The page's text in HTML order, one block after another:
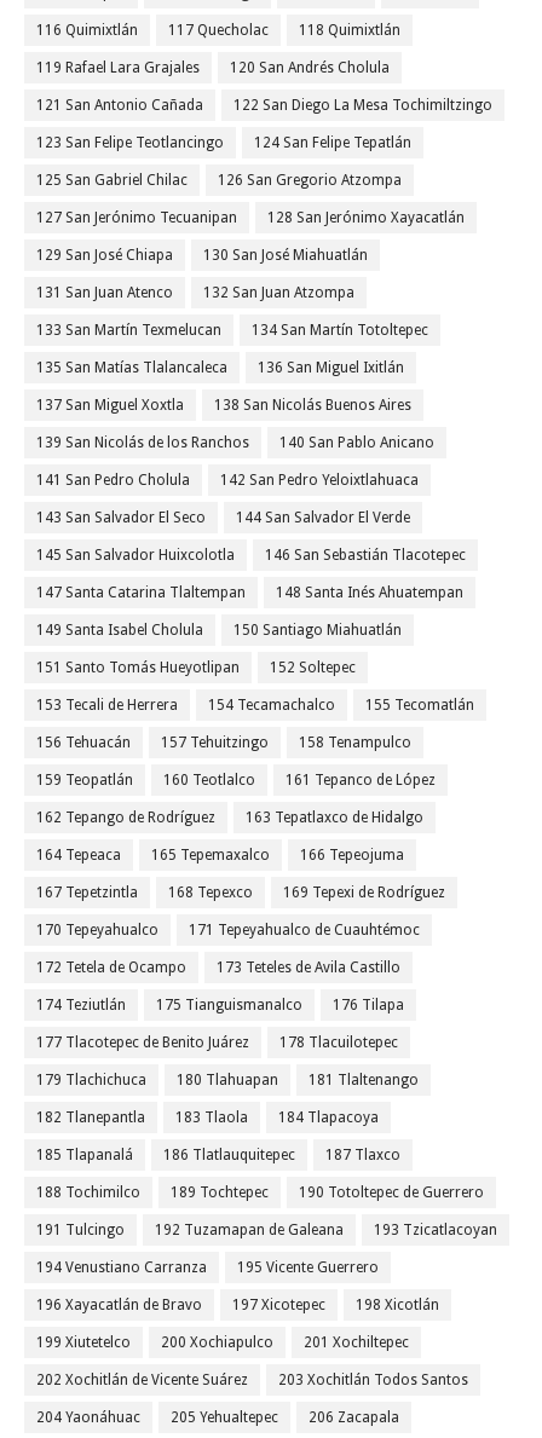
116 Quimixtlán 117 Quecholac 118 Quimixtlán
119 Rafael Lara Grajales 120 San Andrés Cholula
121 San Antonio Cañada 122 San Diego La Mesa Tochimiltzingo
123 San Felipe Teotlancingo 124 San Felipe Tepatlán
125 San Gabriel Chilac 126 San Gregorio Atzompa
127 San Jerónimo Tecuanipan 128 San Jerónimo Xayacatlán
129 San José Chiapa 130 San José Miahuatlán
131 San Juan Atenco 132 San Juan Atzompa
133 San Martín Texmelucan 134 San Martín Totoltepec
135 San Matías Tlalancaleca 136 San Miguel Ixitlán
137 San Miguel Xoxtla 138 San Nicolás Buenos Aires
139 San Nicolás de los Ranchos 140 San Pablo Anicano
141 San Pedro Cholula 142 San Pedro Yeloixtlahuaca
143 San Salvador El Seco 144 San Salvador El Verde
145 San Salvador Huixcolotla 146 San Sebastián Tlacotepec
147 Santa Catarina Tlaltempan 148 Santa Inés Ahuatempan
149 Santa Isabel Cholula 150 Santiago Miahuatlán
151 Santo Tomás Hueyotlipan 152 Soltepec
153 Tecali de Herrera 154 Tecamachalco 155 Tecomatlán
156 Tehuacán 157 Tehuitzingo 158 Tenampulco
159 Teopatlán 160 Teotlalco 161 Tepanco de López
162 Tepango de Rodríguez 163 Tepatlaxco de Hidalgo
164 Tepeaca 165 Tepemaxalco 166 Tepeojuma
167 Tepetzintla 168 Tepexco 169 Tepexi de Rodríguez
170 Tepeyahualco 171 Tepeyahualco de Cuauhtémoc
172 Tetela de Ocampo 173 Teteles de Avila Castillo
174 Teziutlán 175 Tianguismanalco 176 Tilapa
177 Tlacotepec de Benito Juárez 178 Tlacuilotepec
179 Tlachichuca 180 Tlahuapan 181 Tlaltenango
182 Tlanepantla 183 Tlaola 184 Tlapacoya
185 Tlapanalá 186 Tlatlauquitepec 187 Tlaxco
188 Tochimilco 189 Tochtepec 190 Totoltepec de Guerrero
191 Tulcingo 192 Tuzamapan de Galeana 193 Tzicatlacoyan
194 Venustiano Carranza 195 Vicente Guerrero
196 Xayacatlán de Bravo 197 Xicotepec 198 Xicotlán
199 Xiutetelco 200 Xochiapulco 201 Xochiltepec
202 Xochitlán de Vicente Suárez 203 Xochitlán Todos Santos
204 Yaonáhuac 205 Yehualtepec 206 Zacapala